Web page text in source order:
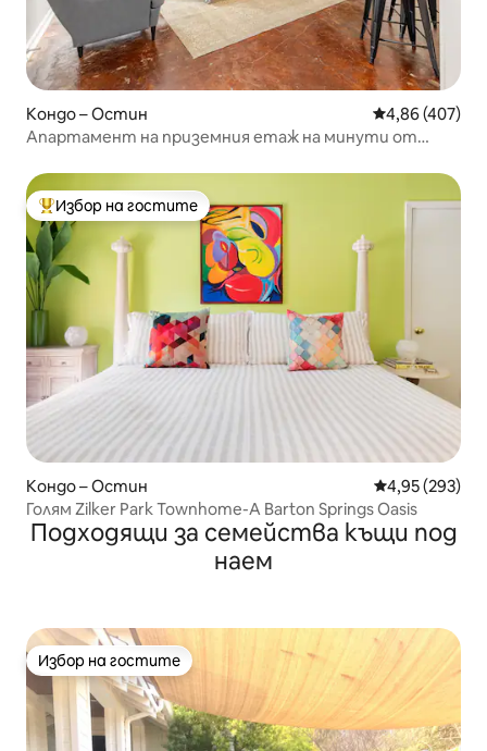
Кондо – Остин Средна
4,86 (407)
Апартамент на приземния етаж на минути от
Най-популярен избор на гостите
Избор на гостите
Кондо – Остин Средна
4,95 (293)
Голям Zilker Park Townhome-A Barton Springs Oasis
Подходящи за семейства къщи под
наем
Избор на гостите
Избор на гостите